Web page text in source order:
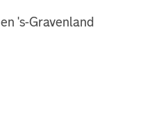
's-Gravenland